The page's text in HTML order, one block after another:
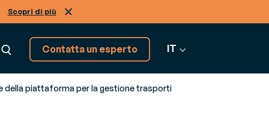
Scopri di più
Contatta un esperto IT
della piattaforma per la gestione trasporti